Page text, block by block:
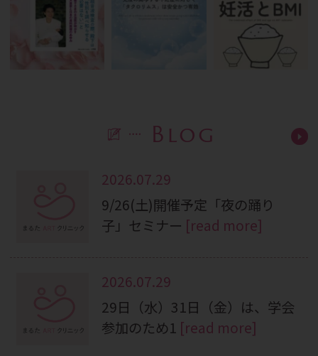
Blog
2026.07.29
9/26(土)開催予定「夜の踊り
子」セミナー [read more]
2026.07.29
29日（水）31日（金）は、学会
参加のため1 [read more]